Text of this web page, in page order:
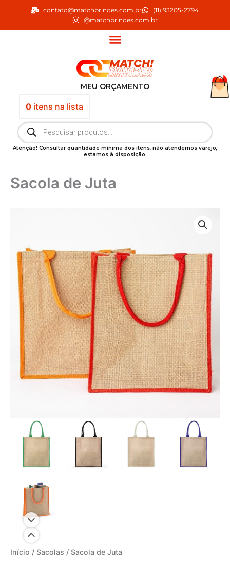
o
contato@matchbrindes.com.br
(11) 93205-2794
@matchbrindes.com.br
MEU ORÇAMENTO
0itens na lista
Pesquisar
produtos
Atenção! Consultar quantidade mínima dos itens, não atendemos varejo,
estamos à disposição.
Sacola de Juta
Início / Sacolas / Sacola de Juta